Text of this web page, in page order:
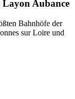
Aubance
Bahnhöfe der
sur Loire und